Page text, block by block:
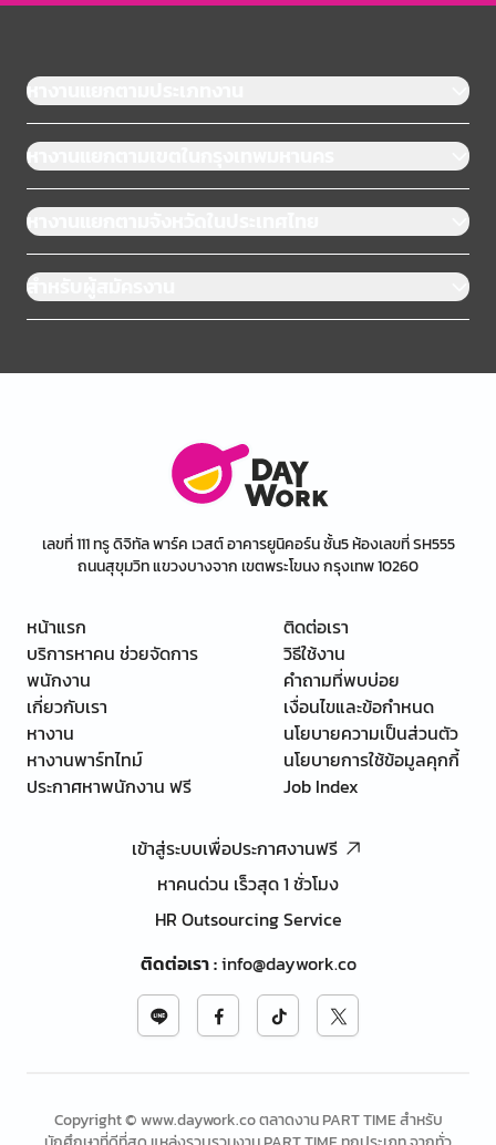
หางานแยกตามประเภทงาน
หางานแยกตามเขตในกรุงเทพมหานคร
หางานแยกตามจังหวัดในประเทศไทย
สำหรับผู้สมัครงาน
เลขที่ 111 ทรู ดิจิทัล พาร์ค เวสต์ อาคารยูนิคอร์น ชั้น5 ห้องเลขที่ SH555
ถนนสุขุมวิท แขวงบางจาก เขตพระโขนง กรุงเทพ 10260
หน้าแรก
บริการหาคน ช่วยจัดการ
พนักงาน
เกี่ยวกับเรา
หางาน
หางานพาร์ทไทม์
ประกาศหาพนักงาน ฟรี
ติดต่อเรา
วิธีใช้งาน
คำถามที่พบบ่อย
เงื่อนไขและข้อกำหนด
นโยบายความเป็นส่วนตัว
นโยบายการใช้ข้อมูลคุกกี้
Job Index
เข้าสู่ระบบเพื่อประกาศงานฟรี
หาคนด่วน เร็วสุด 1 ชั่วโมง
HR Outsourcing Service
ติดต่อเรา:info@daywork.co
Copyright © www.daywork.co ตลาดงาน PART TIME สำหรับ